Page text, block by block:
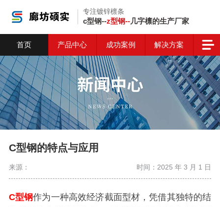
专注镀锌檩条
c型钢--z型钢--几字檩的生产厂家
首页 产品中心 成功案例 解决方案
C型钢的特点与应用
来源： 时间：2025 年 3 月 1 日
C型钢作为一种高效经济截面型材，凭借其独特的结